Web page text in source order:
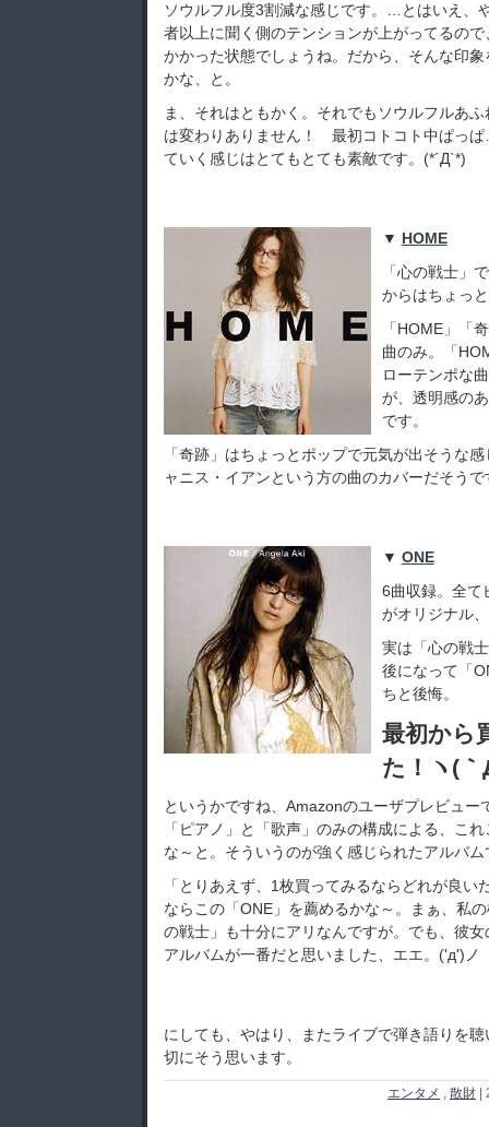
ソウルフル度3割減な感じです。…とはいえ、
者以上に聞く側のテンションが上がってるの
かかった状態でしょうね。だから、そんな印
かな、と。
ま、それはともかく。それでもソウルフルあ
は変わりありません！ 最初コトコト中ぱっ
ていく感じはとてもとても素敵です。(*´Д`*)
▼ HOME
「心の戦士」
からはちょっ
「HOME」「
曲のみ。「
ローテンポな
が、透明感の
です。
「奇跡」はちょっとポップで元気が出そうな
ャニス・イアンという方の曲のカバーだそう
▼ ONE
6曲収録。全て
がオリジナル
実は「心の戦
後になって「
ちと後悔。
最初から
た！ヽ(｀
というかですね、Amazonのユーザプレビュー
「ピアノ」と「歌声」のみの構成による、こ
な～と。そういうのが強く感じられたアルバム
「とりあえず、1枚買ってみるならどれが良い
ならこの「ONE」を薦めるかな～。まぁ、私
の戦士」も十分にアリなんですが。でも、彼女
アルバムが一番だと思いました、エエ。('д')ノ
にしても、やはり、またライブで弾き語りを
切にそう思います。
エンタメ , 散財